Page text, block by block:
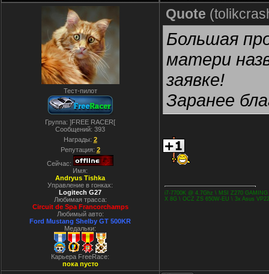
Тест-пилот
Группа: ]FREE RACER[
Сообщений: 393
Награды: 2
Репутация: 2
Сейчас:
Имя:
Andryus Tishka
Управление в гонках:
Logitech G27
Любимая трасса:
Cirсuit de Spa Francorchamps
Любимый авто:
Ford Mustang Shelby GT 500KR
Медальки:
Карьера FreeRace:
пока пусто
Quote (
Большая
матери
заявке!
Заранее
i7-7700K @ 4.7Ghz \ MSI Z270
X 8G \ OCZ ZS 650W-EU \ 3x Asus